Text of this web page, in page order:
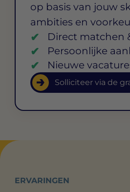
op basis van jouw
ambities en
Direct matchen
Persoonlijke
Nieuwe
Solliciteer via de
ERVARINGEN